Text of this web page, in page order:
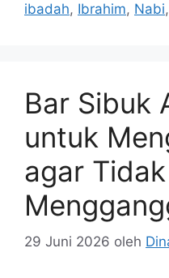
ibadah, Ibrahim, Nabi,
Bar Sibuk
untuk
agar Tidak
29 Juni 2026 oleh